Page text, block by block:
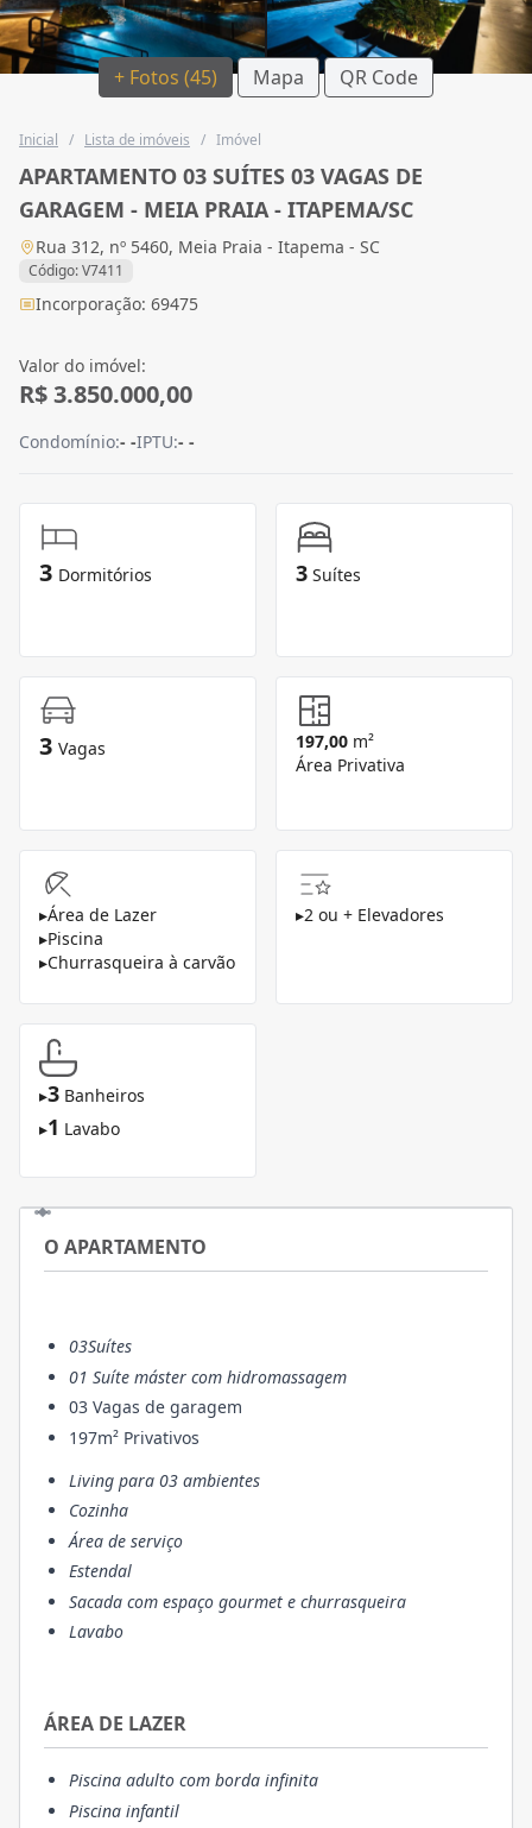
+ Fotos (45) Mapa QR Code
Inicial / Lista de imóveis / Imóvel
APARTAMENTO 03 SUÍTES 03 VAGAS DE
GARAGEM - MEIA PRAIA - ITAPEMA/SC
Rua 312, nº 5460, Meia Praia - Itapema - SC
Código: V7411
Incorporação: 69475
Valor do imóvel:
R$ 3.850.000,00
Condomínio:- -IPTU:- -
3 Dormitórios 3 Suítes
3 Vagas 197,00 m²
Área Privativa
▸Área de Lazer
▸Piscina
▸Churrasqueira à carvão
▸2 ou + Elevadores
▸3 Banheiros
▸1 Lavabo
O APARTAMENTO
03Suítes
01 Suíte máster com hidromassagem
03 Vagas de garagem
197m² Privativos
Living para 03 ambientes
Cozinha
Área de serviço
Estendal
Sacada com espaço gourmet e churrasqueira
Lavabo
ÁREA DE LAZER
Piscina adulto com borda infinita
Piscina infantil